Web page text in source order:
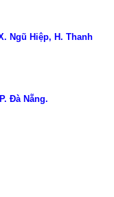
Ngũ Hiệp, H. Thanh
Đà Nẵng.